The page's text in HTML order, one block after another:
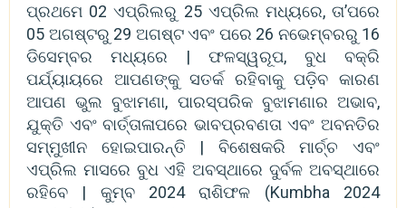
ପ୍ରଥମେ 02 ଏପ୍ରିଲରୁ 25 ଏପ୍ରିଲ ମଧ୍ୟରେ, ତା’ପରେ
05 ଅଗଷ୍ଟରୁ 29 ଅଗଷ୍ଟ ଏବଂ ପରେ 26 ନଭେମ୍ବରରୁ 16
ଡିସେମ୍ବର ମଧ୍ୟରେ | ଫଳସ୍ୱରୂପ, ବୁଧ ବକ୍ରି
ପର୍ଯ୍ୟାୟରେ ଆପଣଙ୍କୁ ସତର୍କ ରହିବାକୁ ପଡ଼ିବ କାରଣ
ଆପଣ ଭୁଲ ବୁଝାମଣା, ପାରସ୍ପରିକ ବୁଝାମଣାର ଅଭାବ,
ଯୁକ୍ତି ଏବଂ ବାର୍ତ୍ତାଳାପରେ ଭାବପ୍ରବଣତା ଏବଂ ଅବନତିର
ସମ୍ମୁଖୀନ ହୋଇପାରନ୍ତି | ବିଶେଷକରି ମାର୍ଚ୍ଚ ଏବଂ
ଏପ୍ରିଲ ମାସରେ ବୁଧ ଏହି ଅବସ୍ଥାରେ ଦୁର୍ବଳ ଅବସ୍ଥାରେ
ରହିବେ | କୁମ୍ବ 2024 ରାଶିଫଳ (Kumbha 2024